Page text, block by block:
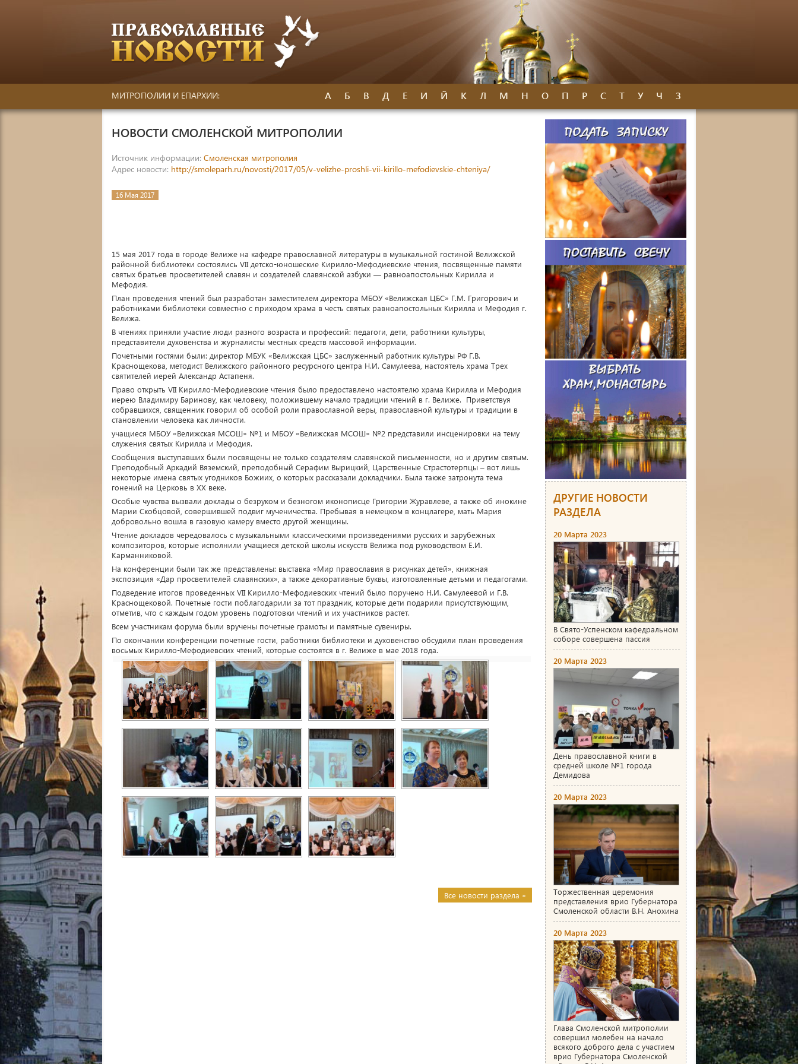
МИТРОПОЛИИ И ЕПАРХИИ: А Б В Д Е И Й К Л М Н О П Р С Т У Ч З
НОВОСТИ СМОЛЕНСКОЙ МИТРОПОЛИИ
Источник информации: Смоленская митрополия
Адрес новости: http://smoleparh.ru/novosti/2017/05/v-velizhe-proshli-vii-kirillo-mefodievskie-chteniya/
16 Мая 2017
15 мая 2017 года в городе Велиже на кафедре православной литературы в музыкальной гостиной Велижской
районной библиотеки состоялись VII детско-юношеские Кирилло-Мефодиевские чтения, посвященные памяти
святых братьев просветителей славян и создателей славянской азбуки — равноапостольных Кирилла и
Мефодия.
План проведения чтений был разработан заместителем директора МБОУ «Велижская ЦБС» Г.М. Григорович и
работниками библиотеки совместно с приходом храма в честь святых равноапостольных Кирилла и Мефодия г.
Велижа.
В чтениях приняли участие люди разного возраста и профессий: педагоги, дети, работники культуры,
представители духовенства и журналисты местных средств массовой информации.
Почетными гостями были: директор МБУК «Велижская ЦБС» заслуженный работник культуры РФ Г.В.
Краснощекова, методист Велижского районного ресурсного центра Н.И. Самулеева, настоятель храма Трех
святителей иерей Александр Астапеня.
Право открыть VII Кирилло-Мефодиевские чтения было предоставлено настоятелю храма Кирилла и Мефодия
иерею Владимиру Баринову, как человеку, положившему начало традиции чтений в г. Велиже. Приветствуя
собравшихся, священник говорил об особой роли православной веры, православной культуры и традиции в
становлении человека как личности.
учащиеся МБОУ «Велижская МСОШ» №1 и МБОУ «Велижская МСОШ» №2 представили инсценировки на тему
служения святых Кирилла и Мефодия.
Сообщения выступавших были посвящены не только создателям славянской письменности, но и другим святым.
Преподобный Аркадий Вяземский, преподобный Серафим Вырицкий, Царственные Страстотерпцы – вот лишь
некоторые имена святых угодников Божиих, о которых рассказали докладчики. Была также затронута тема
гонений на Церковь в ХХ веке.
Особые чувства вызвали доклады о безруком и безногом иконописце Григории Журавлеве, а также об инокине
Марии Скобцовой, совершившей подвиг мученичества. Пребывая в немецком в концлагере, мать Мария
добровольно вошла в газовую камеру вместо другой женщины.
Чтение докладов чередовалось с музыкальными классическими произведениями русских и зарубежных
композиторов, которые исполнили учащиеся детской школы искусств Велижа под руководством Е.И.
Карманниковой.
На конференции были так же представлены: выставка «Мир православия в рисунках детей», книжная
экспозиция «Дар просветителей славянских», а также декоративные буквы, изготовленные детьми и педагогами.
Подведение итогов проведенных VII Кирилло-Мефодиевских чтений было поручено Н.И. Самулеевой и Г.В.
Краснощековой. Почетные гости поблагодарили за тот праздник, которые дети подарили присутствующим,
отметив, что с каждым годом уровень подготовки чтений и их участников растет.
Всем участникам форума были вручены почетные грамоты и памятные сувениры.
По окончании конференции почетные гости, работники библиотеки и духовенство обсудили план проведения
восьмых Кирилло-Мефодиевских чтений, которые состоятся в г. Велиже в мае 2018 года.
Все новости раздела »
ДРУГИЕ НОВОСТИ
РАЗДЕЛА
20 Марта 2023
В Свято-Успенском кафедральном
соборе совершена пассия
20 Марта 2023
День православной книги в
средней школе №1 города
Демидова
20 Марта 2023
Торжественная церемония
представления врио Губернатора
Смоленской области В.Н. Анохина
20 Марта 2023
Глава Смоленской митрополии
совершил молебен на начало
всякого доброго дела с участием
врио Губернатора Смоленской